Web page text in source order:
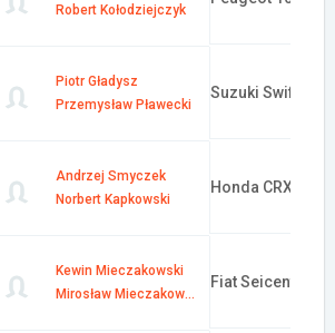
Robert Kołodziejczyk
Piotr Gładysz
Przemysław Pławecki
Suzuki Swift
Andrzej Smyczek
Norbert Kapkowski
Honda CRX
Kewin Mieczakowski
Mirosław Mieczakowski
Fiat Seicento